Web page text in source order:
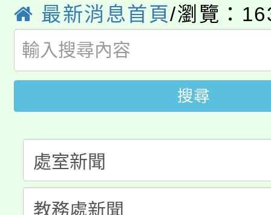
系所師生報名參加。
學籍身 分審查程序及
版
淨零綠領人才培育課程
公告本校115學年度第
代理(課)教師甄選結果(
「2026金融保險知識
車」活動
桃園市115學年度學生
生本土語及新住民語歌
代理(課)教師甄選結果(
公告本校115學年度第
代理(課)教師甄選結果(
轉知中國文化大學推廣
最新消息首頁/瀏覽：
搜尋